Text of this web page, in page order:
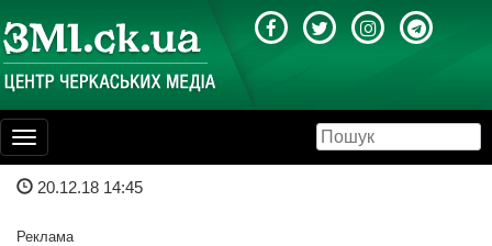
Toggle
navigation
20.12.18 14:45
Реклама